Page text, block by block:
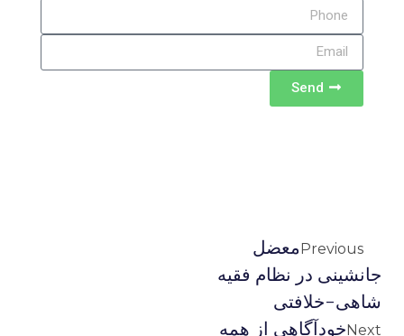
Send
Previousمعضل
جانشینی در نظام فقیه
شاهی-خلافتی
Nextخودآگاهی از همه